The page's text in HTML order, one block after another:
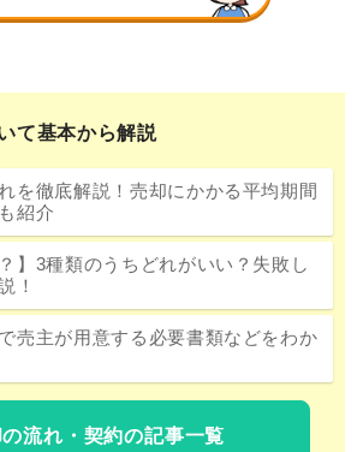
て基本から解説
を徹底解説！売却にかかる平均期間
紹介
】3種類のうちどれがいい？失敗し
！
売主が用意する必要書類などをわか
流れ・契約の記事一覧